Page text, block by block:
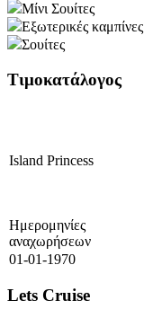
Μίνι Σουίτες
Εξωτερικές καμπίνες
Σουίτες
Τιμοκατάλογος
Island Princess
Ημερομηνίες
αναχωρήσεων
01-01-1970
Lets Cruise